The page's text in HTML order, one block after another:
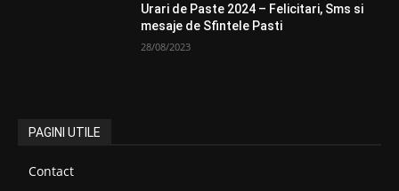
Urari de Paste 2024 – Felicitari, Sms si
mesaje de Sfintele Pasti
28/08/2023
PAGINI UTILE
Contact